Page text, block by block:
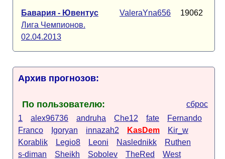
Бавария - Ювентус
Лига Чемпионов.
02.04.2013
ValeraYna656 19062
Архив прогнозов:
По пользователю:
сброс
1
alex96736 andruha Che12 fate
Fernando
Franco
Igoryan innazah2 KasDem
Kir_w
Korablik
Legio8 Leoni Naslednikk
Ruthen
s-diman
Sheikh Sobolev TheRed
West